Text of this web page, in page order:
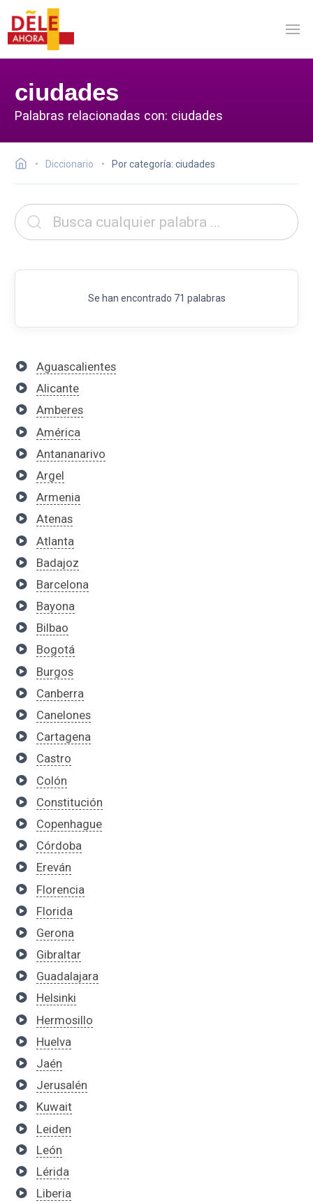
ciudades
Palabras relacionadas con: ciudades
Diccionario Por categoría: ciudades
Se han encontrado 71 palabras
Aguascalientes
Alicante
Amberes
América
Antananarivo
Argel
Armenia
Atenas
Atlanta
Badajoz
Barcelona
Bayona
Bilbao
Bogotá
Burgos
Canberra
Canelones
Cartagena
Castro
Colón
Constitución
Copenhague
Córdoba
Ereván
Florencia
Florida
Gerona
Gibraltar
Guadalajara
Helsinki
Hermosillo
Huelva
Jaén
Jerusalén
Kuwait
Leiden
León
Lérida
Liberia